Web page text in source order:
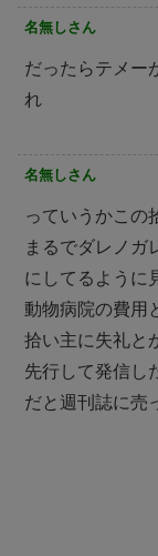
名無しさん
だったらテメー
れ
名無しさん
っていうかこの
まるでダレノガ
にしてるように
動物病院の費用
拾い主に失礼と
先行して発信し
だと週刊誌に売